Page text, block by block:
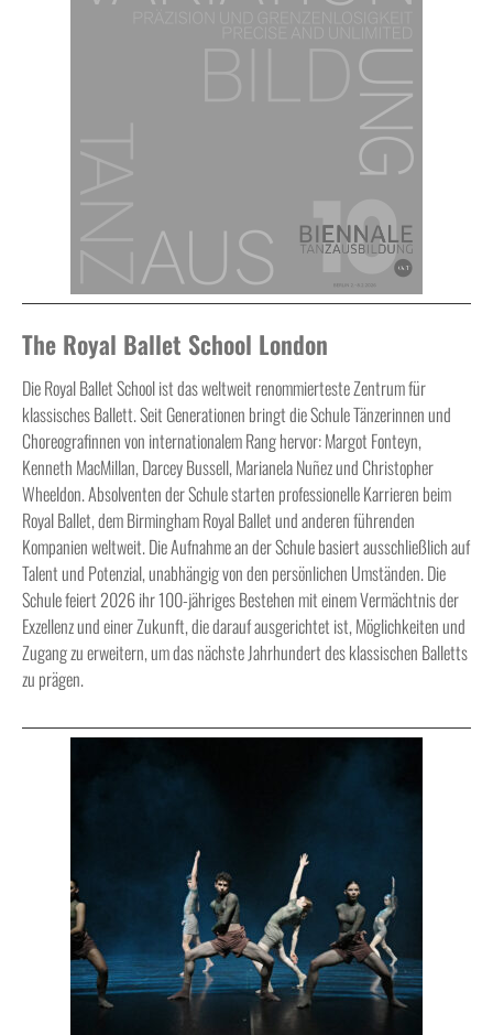
The Royal Ballet School London
Die Royal Ballet School ist das weltweit renommierteste Zentrum für
klassisches Ballett. Seit Generationen bringt die Schule Tänzerinnen und
Choreografinnen von internationalem Rang hervor: Margot Fonteyn,
Kenneth MacMillan, Darcey Bussell, Marianela Nuñez und Christopher
Wheeldon. Absolventen der Schule starten professionelle Karrieren beim
Royal Ballet, dem Birmingham Royal Ballet und anderen führenden
Kompanien weltweit. Die Aufnahme an der Schule basiert ausschließlich auf
Talent und Potenzial, unabhängig von den persönlichen Umständen. Die
Schule feiert 2026 ihr 100-jähriges Bestehen mit einem Vermächtnis der
Exzellenz und einer Zukunft, die darauf ausgerichtet ist, Möglichkeiten und
Zugang zu erweitern, um das nächste Jahrhundert des klassischen Balletts
zu prägen.